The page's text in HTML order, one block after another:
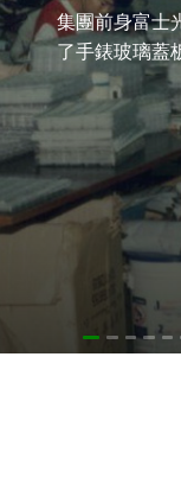
集團前身富士
了手錶玻璃蓋